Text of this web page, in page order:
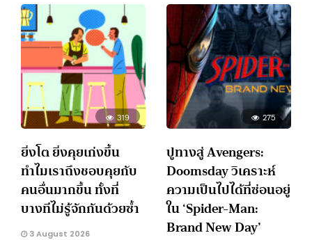
319
ยิ่งโต ยิ่งคุยเก่งขึ้น
ทำไมเราถึงชอบคุยกับ
คนอื่นมากขึ้น ทั้งที่
บางทีไม่รู้จักกันด้วยซ้ำ
3 August 2026
275
ปูทางสู่ Avengers:
Doomsday วิเคราะห์
ความเป็นไปได้ที่ซ่อนอยู่
ใน ‘Spider-Man:
Brand New Day’